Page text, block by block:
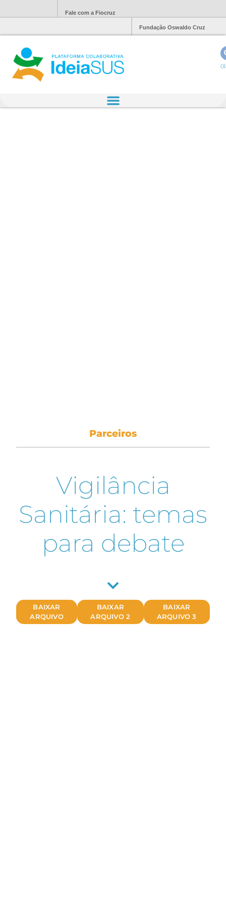
Fale com a Fiocruz
Fundação Oswaldo Cruz
Parceiros
Vigilância
Sanitária: temas
para debate
BAIXAR
ARQUIVO
BAIXAR
ARQUIVO 2
BAIXAR
ARQUIVO 3